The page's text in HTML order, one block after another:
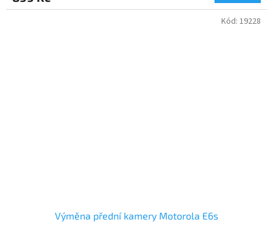
Výměna přední kamery Motorola E6s
Kód: 19228